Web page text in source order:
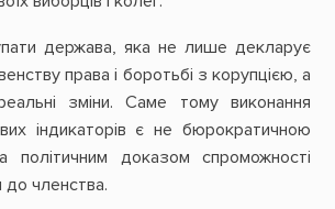
держава, яка не лише декларує
права і боротьбі з корупцією, а
зміни. Саме тому виконання
індикаторів є не бюрократичною
політичним доказом спроможності
до членства.